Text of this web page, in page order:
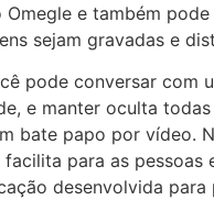
e também
sejam gravadas e
pode conversar
e manter oculta
bate papo por vídeo.
para as
desenvolvida